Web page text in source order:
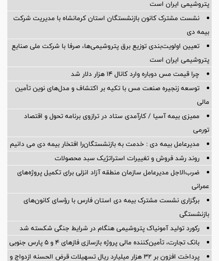
پتروشیمی ایران است
نشست مشترک کانون بازنشستگان استان کرمانشاه با مدیریت شرکت
بیمه دی
تعیین اولویت‌بندی توزیع برق پتروشیمی‌ها، صرفا با شرکت ملی صنایع
پتروشیمی ایران است
چرا قیمت مس دوباره وارد کانال ۱۴ هزار دلار شد
توسعه زنجیره صنعت مس با تکیه بر اکتشاف و مدل‌های نوین تأمین
مالی
ممیزی بیمه آسیا / کارآمدی ستاد در ترازوی برنامه تحول و اقتصاد
تورمی
مدیرعامل بیمه دی : خدمت به بازنشستگان‌را افتخار بیمه دی می دانیم
روند رشد فروش و تغییرات استراتژیک سبد محصولات
ضرب‌الاجل مدیرعامل سازمان منطقه آزاد انزلی برای تكمیل پروژه‌های
عمرانی
برگزاری نشست مشترک بیمه دی استان فارس با رؤسای کانون‌های
بازنشستگی
رکورد تولید آمونیاک پتروشیمی هنگام در شرایط جنگی شکسته شد
بانک تجارت، تأمین‌کننده مالی پروژه بازسازی فازهای ۴ و ۵ پارس جنوبی
پرداخت افزون بر 32 هزار میلیارد ریال تسهیلات قرض الحسنه ازدواج و